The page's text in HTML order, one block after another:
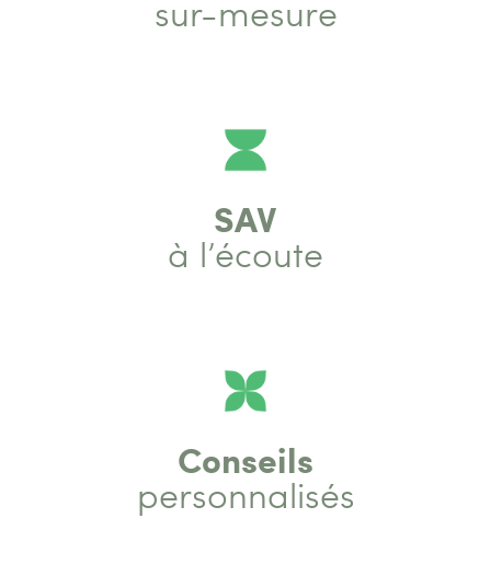
sur-mesure
SAV
à l’écoute
Conseils
personnalisés